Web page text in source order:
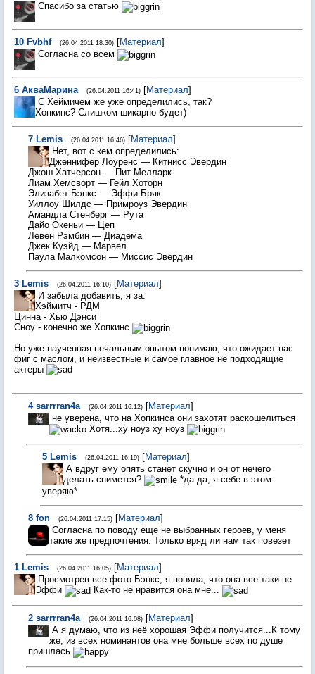
Спасибо за статью
10 Fvbhf (26.04.2011 18:30) [Материал]
Согласна со всем
6 АкваМарина (26.04.2011 16:41) [Материал]
С Хеймичем же уже определились, так?
Хопкинс? Слишком шикарно будет)
7 Lemis (26.04.2011 16:46) [Материал]
Нет, вот с кем определились:
Дженнифер Лоуренс — Китнисс Эвердин
Джош Хатчерсон — Пит Мелларк
Лиам Хемсворт — Гейл Хоторн
Элизабет Бэнкс — Эффи Бряк
Уиллоу Шилдс — Примроуз Эвердин
Амандла Стенберг — Рута
Дайо Океньи — Цеп
Левен Рэмбин — Диадема
Джек Куэйд — Марвел
Паула Малкомсон — Миссис Эвердин
3 Lemis (26.04.2011 16:10) [Материал]
И забыла добавить, я за:
Хэймитч - РДМ
Цинна - Хью Дэнси
Сноу - конечно же Хопкинс
Но уже наученная печальным опытом понимаю, что ожидает нас
фиг с маслом, и неизвестные и самое главное не подходящие
актеры
4 sarrrran4a (26.04.2011 16:12) [Материал]
не уверена, что на Хопкинса они захотят раскошелиться
Хотя...ху ноуз ху ноуз
5 Lemis (26.04.2011 16:19) [Материал]
А вдруг ему опять станет скучно и он от нечего
делать снимется?
*да-да, я себе в этом
уверяю*
8 fon (26.04.2011 17:15) [Материал]
Согласна по поводу еще не выбранных героев, у меня
такие же предпочтения. Только вряд ли нам так повезет
1 Lemis (26.04.2011 16:05) [Материал]
Просмотрев все фото Бэнкс, я поняла, что она все-таки не
Эффи
Как-то не нравится она мне...
2 sarrrran4a (26.04.2011 16:08) [Материал]
А я думаю, что из неё хорошая Эффи получится...К тому
же, из всех номинантов она мне больше всех по душе
пришлась